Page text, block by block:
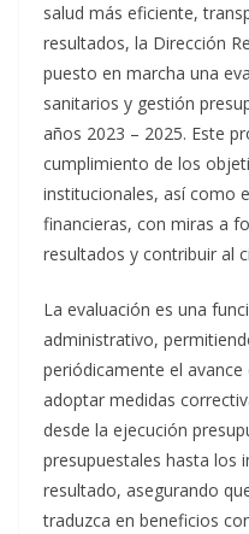
salud más eficiente,
resultados, la Dirección
puesto en marcha una
sanitarios y gestión
años 2023 – 2025. Este
cumplimiento de los
institucionales, así como
financieras, con miras a
resultados y contribuir al
La evaluación es una
administrativo,
periódicamente el
adoptar medidas
desde la ejecución
presupuestales hasta los
resultado, asegurando
traduzca en beneficios